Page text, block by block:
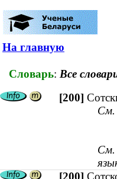
На главную
Словарь: Все
[200]
См.